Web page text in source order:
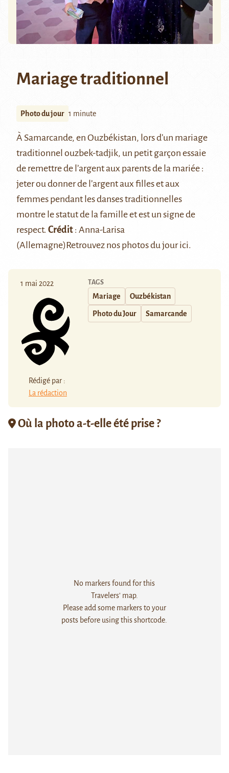
Mariage traditionnel
Photo du jour 1 minute
À Samarcande, en Ouzbékistan, lors d’un mariage
traditionnel ouzbek-tadjik, un petit garçon essaie
de remettre de l’argent aux parents de la mariée :
jeter ou donner de l’argent aux filles et aux
femmes pendant les danses traditionnelles
montre le statut de la famille et est un signe de
respect. Crédit : Anna-Larisa
(Allemagne)Retrouvez nos photos du jourici.
1 mai 2022
Rédigé par :
La rédaction
TAGS
Mariage Ouzbékistan
Photo du Jour Samarcande
Où la photo a-t-elle été prise ?
No markers found for this
Travelers' map.
Please add some markers to your
posts before using this shortcode.